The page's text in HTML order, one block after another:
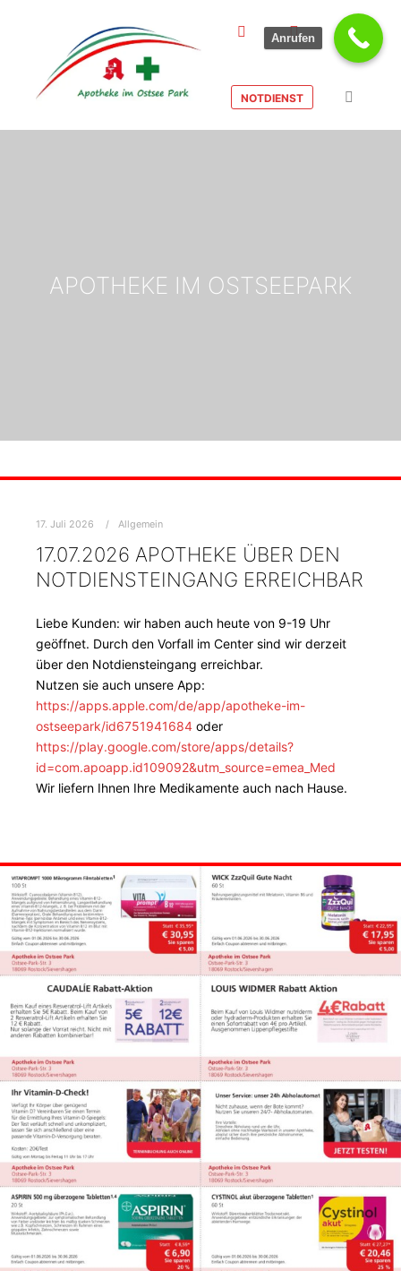
Weitere Informationen
Hauptmenü
NOTDIENST
APOTHEKE IM OSTSEEPARK
17. Juli 2026 Allgemein
17.07.2026 APOTHEKE ÜBER DEN
NOTDIENSTEINGANG ERREICHBAR
Liebe Kunden: wir haben auch heute von 9-19 Uhr
geöffnet. Durch den Vorfall im Center sind wir derzeit
über den Notdiensteingang erreichbar.
Nutzen sie auch unsere App:
https://apps.apple.com/de/app/apotheke-im-
ostseepark/id6751941684 oder
https://play.google.com/store/apps/details?
id=com.apoapp.id109092&utm_source=emea_Med
Wir liefern Ihnen Ihre Medikamente auch nach Hause.
Anrufen